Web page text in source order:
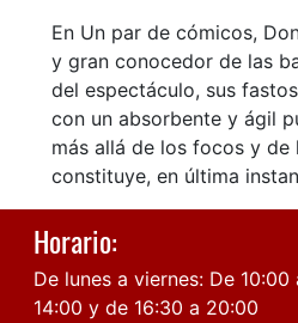
En Un par de cómicos,
y gran conocedor de las
del espectáculo, sus
con un absorbente y ágil
más allá de los focos y de
constituye, en última
Horario:
De lunes a viernes: De 10:00
14:00 y de 16:30 a 20:00